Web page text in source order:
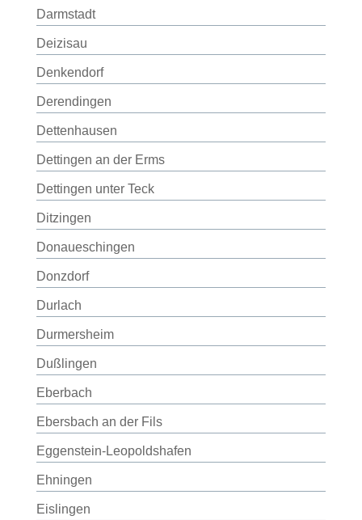
Darmstadt
Deizisau
Denkendorf
Derendingen
Dettenhausen
Dettingen an der Erms
Dettingen unter Teck
Ditzingen
Donaueschingen
Donzdorf
Durlach
Durmersheim
Dußlingen
Eberbach
Ebersbach an der Fils
Eggenstein-Leopoldshafen
Ehningen
Eislingen